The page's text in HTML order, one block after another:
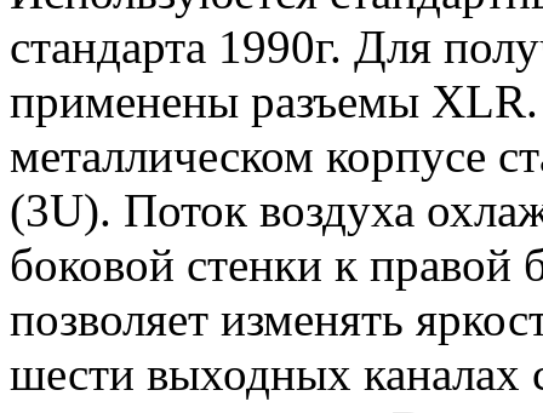
стандарта 1990г. Для
применены разъемы
металлическом корпусе
(3U). Поток воздуха
боковой стенки к правой
позволяет изменять
шести выходных каналах